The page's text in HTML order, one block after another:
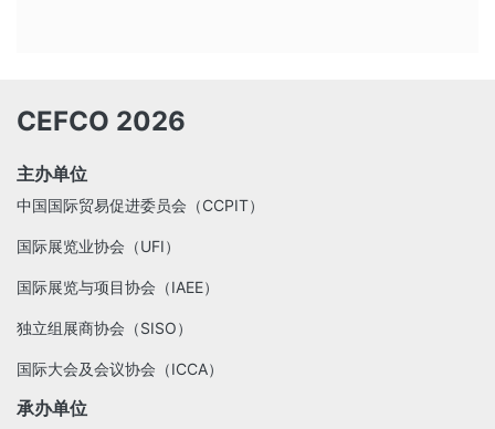
CEFCO 2026
主办单位
中国国际贸易促进委员会（CCPIT）
国际展览业协会（UFI）
国际展览与项目协会（IAEE）
独立组展商协会（SISO）
国际大会及会议协会（ICCA）
承办单位